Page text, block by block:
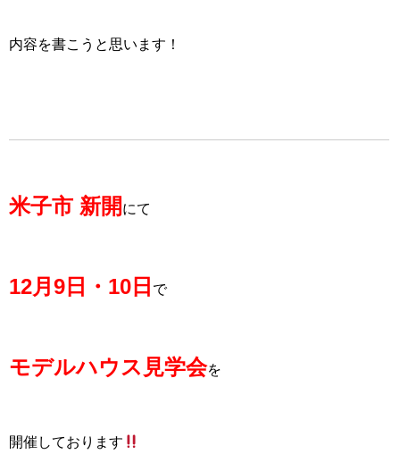
内容を書こうと思います！
米子市 新開 にて
12月9日・10日 で
モデルハウス見学会を
開催 しております